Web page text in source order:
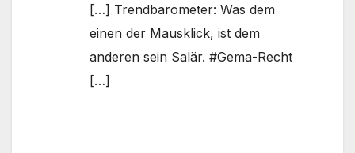
[…] Trendbarometer: Was dem
einen der Mausklick, ist dem
anderen sein Salär. #Gema-Recht
[…]